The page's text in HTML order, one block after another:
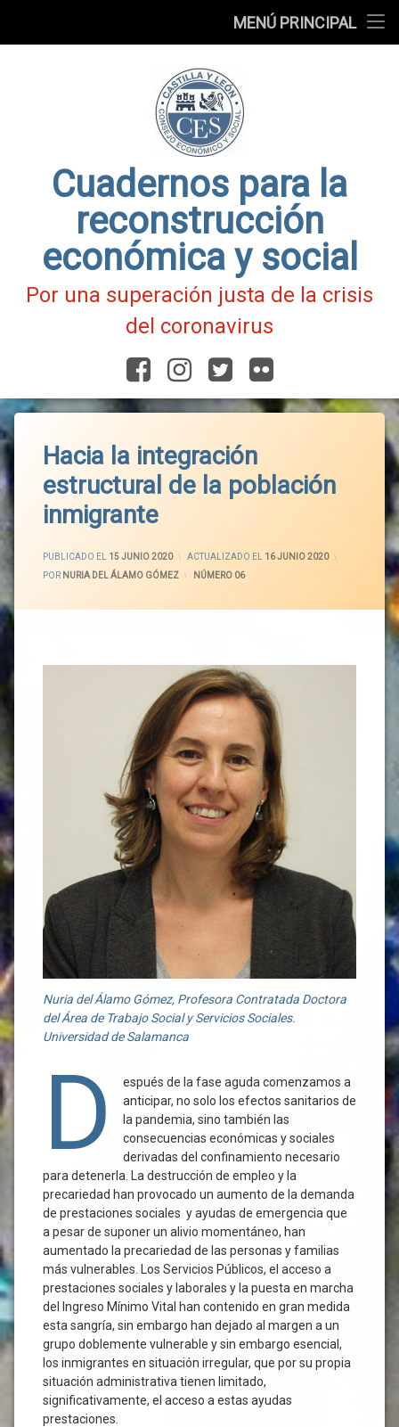
MENÚ PRINCIPAL
Cuadernos para la
reconstrucción
económica y social
Por una superación justa de la crisis
del coronavirus
FacebookInstagram
TwitterFlickr
Hacia la integración
estructural de la población
inmigrante
PUBLICADO EL 15 JUNIO 2020 ACTUALIZADO EL 16 JUNIO 2020
POR NURIA DEL ÁLAMO GÓMEZ CATEGORÍAS:
NÚMERO 06
Nuria del Álamo Gómez, Profesora Contratada Doctora
del Área de Trabajo Social y Servicios Sociales.
Universidad de Salamanca
D
espués de la fase aguda comenzamos a
anticipar, no solo los efectos sanitarios de
la pandemia, sino también las
consecuencias económicas y sociales
derivadas del confinamiento necesario
para detenerla. La destrucción de empleo y la
precariedad han provocado un aumento de la demanda
de prestaciones sociales y ayudas de emergencia que
a pesar de suponer un alivio momentáneo, han
aumentado la precariedad de las personas y familias
más vulnerables. Los Servicios Públicos, el acceso a
prestaciones sociales y laborales y la puesta en marcha
del Ingreso Mínimo Vital han contenido en gran medida
esta sangría, sin embargo han dejado al margen a un
grupo doblemente vulnerable y sin embargo esencial,
los inmigrantes en situación irregular, que por su propia
situación administrativa tienen limitado,
significativamente, el acceso a estas ayudas
prestaciones.